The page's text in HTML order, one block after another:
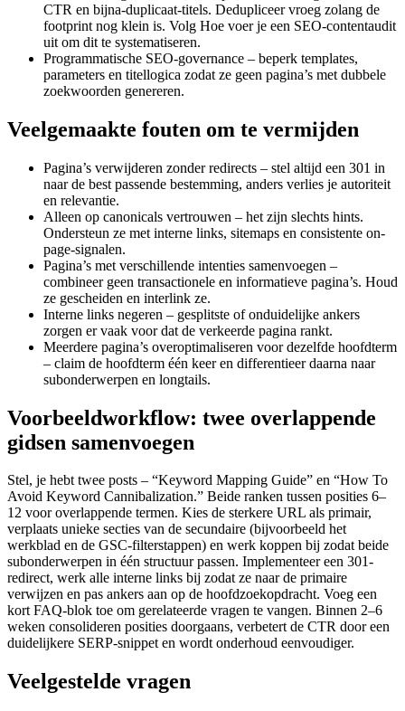
CTR en bijna-duplicaat-titels. Dedupliceer vroeg zolang de
footprint nog klein is. Volg Hoe voer je een SEO-contentaudit
uit om dit te systematiseren.
Programmatische SEO-governance – beperk templates,
parameters en titellogica zodat ze geen pagina’s met dubbele
zoekwoorden genereren.
Veelgemaakte fouten om te vermijden
Pagina’s verwijderen zonder redirects – stel altijd een 301 in
naar de best passende bestemming, anders verlies je autoriteit
en relevantie.
Alleen op canonicals vertrouwen – het zijn slechts hints.
Ondersteun ze met interne links, sitemaps en consistente on-
page-signalen.
Pagina’s met verschillende intenties samenvoegen –
combineer geen transactionele en informatieve pagina’s. Houd
ze gescheiden en interlink ze.
Interne links negeren – gesplitste of onduidelijke ankers
zorgen er vaak voor dat de verkeerde pagina rankt.
Meerdere pagina’s overoptimaliseren voor dezelfde hoofdterm
– claim de hoofdterm één keer en differentieer daarna naar
subonderwerpen en longtails.
Voorbeeldworkflow: twee overlappende
gidsen samenvoegen
Stel, je hebt twee posts – “Keyword Mapping Guide” en “How To
Avoid Keyword Cannibalization.” Beide ranken tussen posities 6–
12 voor overlappende termen. Kies de sterkere URL als primair,
verplaats unieke secties van de secundaire (bijvoorbeeld het
werkblad en de GSC-filterstappen) en werk koppen bij zodat beide
subonderwerpen in één structuur passen. Implementeer een 301-
redirect, werk alle interne links bij zodat ze naar de primaire
verwijzen en pas ankers aan op de hoofdzoekopdracht. Voeg een
kort FAQ-blok toe om gerelateerde vragen te vangen. Binnen 2–6
weken consolideren posities doorgaans, verbetert de CTR door een
duidelijkere SERP-snippet en wordt onderhoud eenvoudiger.
Veelgestelde vragen